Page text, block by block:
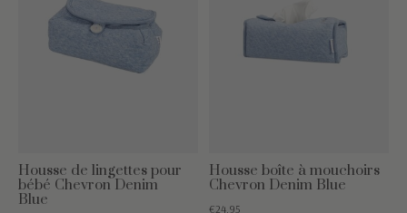
Housse de lingettes pour
bébé Chevron Denim
Blue
Housse boîte à mouchoirs
Chevron Denim Blue
€24,95